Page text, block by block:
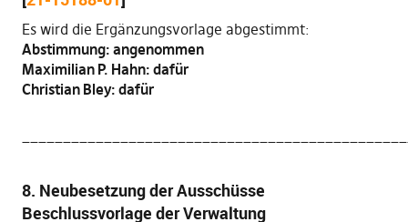
Es wird die Ergänzungsvorlage abgestimmt:
Abstimmung: angenommen
Maximilian P. Hahn: dafür
Christian Bley: dafür
8. Neubesetzung der Ausschüsse
Beschlussvorlage der Verwaltung